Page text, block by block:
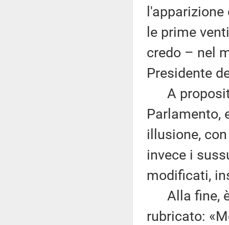
le prime
credo – nel
Presidente
A
Parlamento,
illusione,
invece i
modificati,
Alla fine, è
rubricato: